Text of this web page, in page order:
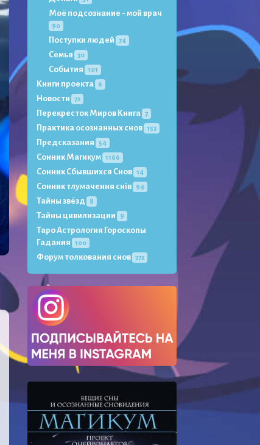
Моё подсознание - мой врач
90
Поступки людей 74
Семья 30
События 101
Книги проекта 6
Новости 72
Перекресток Миров Книга 7
Практика осознанных снов 153
Предсказания 54
Сонник Магикум 1166
Сонник Сбывшихся Снов 14
Сонник тлумачення снів 94
Тайны звёзд 8
Тайны цивилизации 9
Таро Астрология Гороскопы
Гадания
100
Форум толкования снов 372